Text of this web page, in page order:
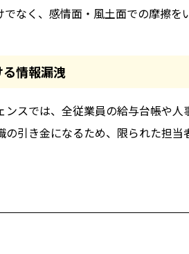
なく、感情面・風土面での摩擦を
情報漏洩
ンスでは、全従業員の給与台帳や
引き金になるため、限られた担